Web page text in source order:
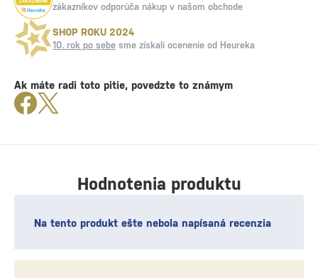
Hodnotenia produktu
Na tento produkt ešte nebola napísaná recenzia
zákazníkov odporúča nákup v našom obchode
SHOP ROKU 2024
10. rok po sebe sme získali ocenenie od Heureka
Ak máte radi toto pitie, povedzte to známym